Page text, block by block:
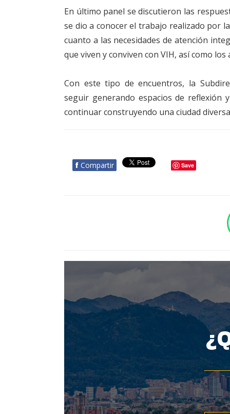
En último panel se discutieron las
se dio a conocer el trabajo realizado por
cuanto a las necesidades de atención
que viven y conviven con VIH, así como los
Con este tipo de encuentros, la
seguir generando espacios de reflexión
continuar construyendo una ciudad
f Compartir Save